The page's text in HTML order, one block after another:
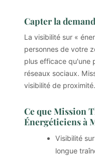
Capter la
La visibilité sur «
personnes de votre
plus efficace qu'une
réseaux sociaux.
visibilité de proximité.
Ce que Mission
Énergéticiens à
Visibilité
longue